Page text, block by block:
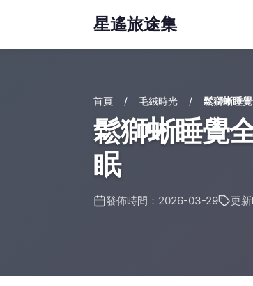
星遙旅途集
首頁 毛絨時光 鬆獅蜥睡
鬆獅蜥睡覺
眠
發佈時間：2026-03-29 更